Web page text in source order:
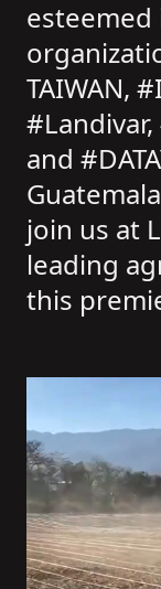
TAIWAN,
#Landivar,
and
join us at
leading
this